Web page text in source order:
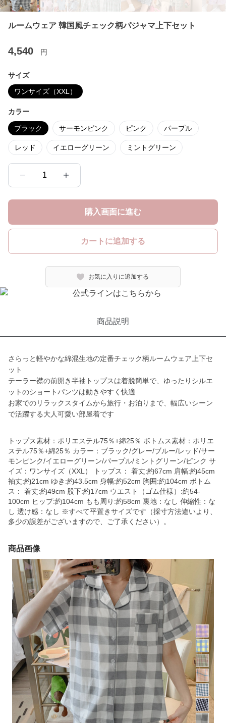
ルームウェア 韓国風チェック柄パジャマ上下セット
4,540 円
サイズ
ワンサイズ（XXL）
カラー
ブラック サーモンピンク ピンク パープル
レッド イエローグリーン ミントグリーン
1
購入画面に進む
カートに追加する
お気に入りに追加する
商品説明
さらっと軽やかな綿混生地の定番チェック柄ルームウェア上下セ
ット
テーラー襟の前開き半袖トップスは着脱簡単で、ゆったりシルエ
ットのショートパンツは動きやすく快適
お家でのリラックスタイムから旅行・お泊りまで、幅広いシーン
で活躍する大人可愛い部屋着です
トップス素材：ポリエステル75％+綿25％ ボトムス素材：ポリエ
ステル75％+綿25％ カラー：ブラック/グレー/ブルー/レッド/サー
モンピンク/イエローグリーン/パープル/ミントグリーン/ピンク サ
イズ：ワンサイズ（XXL） トップス： 着丈:約67cm 肩幅:約45cm
袖丈:約21cm ゆき:約43.5cm 身幅:約52cm 胸囲:約104cm ボトム
ス： 着丈:約49cm 股下:約17cm ウエスト（ゴム仕様）:約54-
100cm ヒップ:約104cm もも周り:約58cm 裏地：なし 伸縮性：な
し 透け感：なし ※すべて平置きサイズです（採寸方法違いより、
多少の誤差がございますので、ご了承ください）。
商品画像